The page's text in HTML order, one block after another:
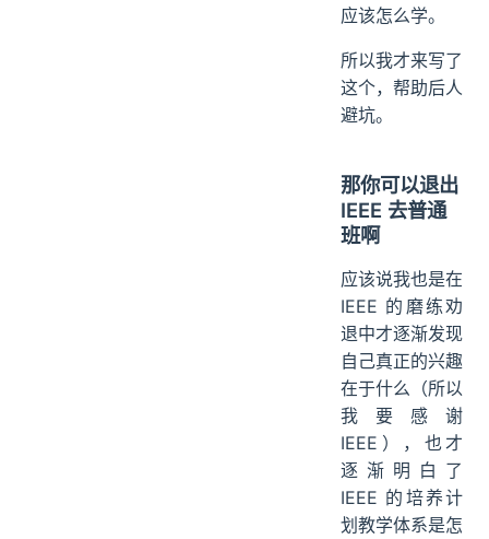
应该怎么学。
所以我才来写了
这个，帮助后人
避坑。
那你可以退出
IEEE 去普通
班啊
应该说我也是在
IEEE 的磨练劝
退中才逐渐发现
自己真正的兴趣
在于什么（所以
我要感谢
IEEE），也才
逐渐明白了
IEEE 的培养计
划教学体系是怎